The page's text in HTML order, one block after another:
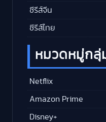
ซีรีส์จีน
ซีรีส์ไทย
หมวดหมู่ก
Netflix
Amazon Prime
Disney+